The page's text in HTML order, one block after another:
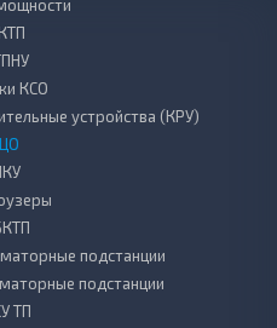
КСО
устройства (КРУ)
подстанции
подстанции
ТП